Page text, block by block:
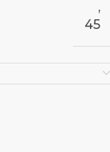
,
45